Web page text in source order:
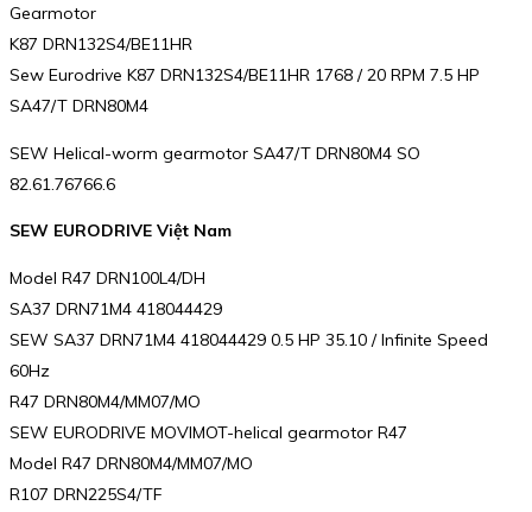
Gearmotor
K87 DRN132S4/BE11HR
Sew Eurodrive K87 DRN132S4/BE11HR 1768 / 20 RPM 7.5 HP
SA47/T DRN80M4
SEW Helical-worm gearmotor SA47/T DRN80M4 SO
82.61.76766.6
SEW EURODRIVE Việt Nam
Model R47 DRN100L4/DH
SA37 DRN71M4 418044429
SEW SA37 DRN71M4 418044429 0.5 HP 35.10 / Infinite Speed
60Hz
R47 DRN80M4/MM07/MO
SEW EURODRIVE MOVIMOT-helical gearmotor R47
Model R47 DRN80M4/MM07/MO
R107 DRN225S4/TF